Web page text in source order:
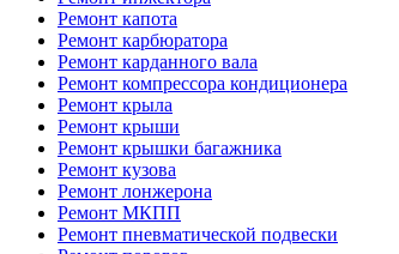
Ремонт капота
Ремонт карбюратора
Ремонт карданного вала
Ремонт компрессора кондиционера
Ремонт крыла
Ремонт крыши
Ремонт крышки багажника
Ремонт кузова
Ремонт лонжерона
Ремонт МКПП
Ремонт пневматической подвески